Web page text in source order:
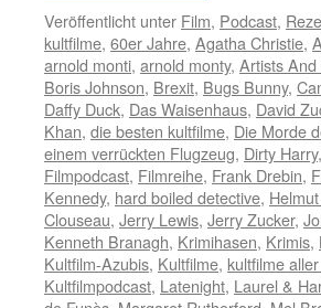
Veröffentlicht unter Film, Podcast,
kultfilme, 60er Jahre, Agatha Christie,
arnold monti, arnold monty, Artists
Boris Johnson, Brexit, Bugs Bunny,
Daffy Duck, Das Waisenhaus, David
Khan, die besten kultfilme, Die Morde
einem verrückten Flugzeug, Dirty Harry,
Filmpodcast, Filmreihe, Frank Drebin,
Kennedy, hard boiled detective,
Clouseau, Jerry Lewis, Jerry Zucker,
Kenneth Branagh, Krimihasen, Krimis,
Kultfilm-Azubis, Kultfilme, kultfilme
Kultfilmpodcast, Latenight, Laurel &